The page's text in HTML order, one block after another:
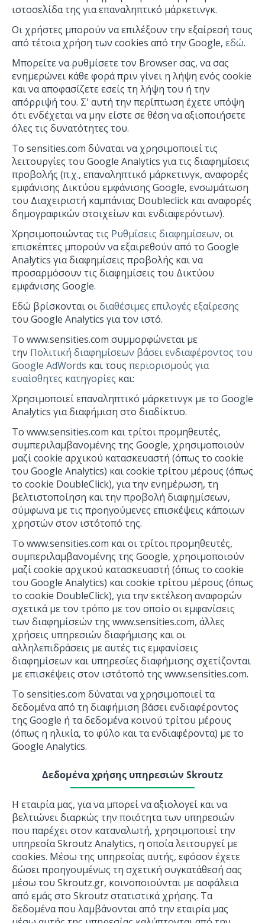
ιστοσελίδα της για επαναληπτικό μάρκετινγκ.
Οι χρήστες μπορούν να επιλέξουν την εξαίρεσή τους
από τέτοια χρήση των cookies από την Google, εδώ.
Μπορείτε να ρυθμίσετε τον Browser σας, να σας
ενημερώνει κάθε φορά πριν γίνει η λήψη ενός cookie
και να αποφασίζετε εσείς τη λήψη του ή την
απόρριψή του. Σ' αυτή την περίπτωση έχετε υπόψη
ότι ενδέχεται να μην είστε σε θέση να αξιοποιήσετε
όλες τις δυνατότητες του.
To sensities.com δύναται να χρησιμοποιεί τις
λειτουργίες του Google Analytics για τις διαφημίσεις
προβολής (π.χ., επαναληπτικό μάρκετινγκ, αναφορές
εμφάνισης Δικτύου εμφάνισης Google, ενσωμάτωση
του Διαχειριστή καμπάνιας Doubleclick και αναφορές
δημογραφικών στοιχείων και ενδιαφερόντων).
Χρησιμοποιώντας τις Ρυθμίσεις διαφημίσεων, οι
επισκέπτες μπορούν να εξαιρεθούν από το Google
Analytics για διαφημίσεις προβολής και να
προσαρμόσουν τις διαφημίσεις του Δικτύου
εμφάνισης Google.
Εδώ βρίσκονται οιδιαθέσιμες επιλογές εξαίρεσης
του Google Analytics για τον ιστό.
To www.sensities.com συμμορφώνεται με
την Πολιτική διαφημίσεων βάσει ενδιαφέροντος του
Google AdWords και τους περιορισμούς για
ευαίσθητες κατηγορίες και:
Χρησιμοποιεί επαναληπτικό μάρκετινγκ με το Google
Analytics για διαφήμιση στο διαδίκτυο.
To www.sensities.com και τρίτοι προμηθευτές,
συμπεριλαμβανομένης της Google, χρησιμοποιούν
μαζί cookie αρχικού κατασκευαστή (όπως το cookie
του Google Analytics) και cookie τρίτου μέρους (όπως
το cookie DoubleClick), για την ενημέρωση, τη
βελτιστοποίηση και την προβολή διαφημίσεων,
σύμφωνα με τις προηγούμενες επισκέψεις κάποιων
χρηστών στον ιστότοπό της.
To www.sensities.com και οι τρίτοι προμηθευτές,
συμπεριλαμβανομένης της Google, χρησιμοποιούν
μαζί cookie αρχικού κατασκευαστή (όπως το cookie
του Google Analytics) και cookie τρίτου μέρους (όπως
το cookie DoubleClick), για την εκτέλεση αναφορών
σχετικά με τον τρόπο με τον οποίο οι εμφανίσεις
των διαφημίσεών της www.sensities.com, άλλες
χρήσεις υπηρεσιών διαφήμισης και οι
αλληλεπιδράσεις με αυτές τις εμφανίσεις
διαφημίσεων και υπηρεσίες διαφήμισης σχετίζονται
με επισκέψεις στον ιστότοπό της www.sensities.com.
To sensities.com δύναται να χρησιμοποιεί τα
δεδομένα από τη διαφήμιση βάσει ενδιαφέροντος
της Google ή τα δεδομένα κοινού τρίτου μέρους
(όπως η ηλικία, το φύλο και τα ενδιαφέροντα) με το
Google Analytics.
Δεδομένα χρήσης υπηρεσιών Skroutz
Η εταιρία μας, για να μπορεί να αξιολογεί και να
βελτιώνει διαρκώς την ποιότητα των υπηρεσιών
που παρέχει στον καταναλωτή, χρησιμοποιεί την
υπηρεσία Skroutz Analytics, η οποία λειτουργεί με
cookies. Μέσω της υπηρεσίας αυτής, εφόσον έχετε
δώσει προηγουμένως τη σχετική συγκατάθεσή σας
μέσω του Skroutz.gr, κοινοποιούνται με ασφάλεια
από εμάς στο Skroutz στατιστικά χρήσης. Τα
δεδομένα που λαμβάνονται από την εταιρία μας